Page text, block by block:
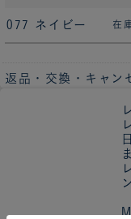
077 ネイビー 在
返品・交換・キャン